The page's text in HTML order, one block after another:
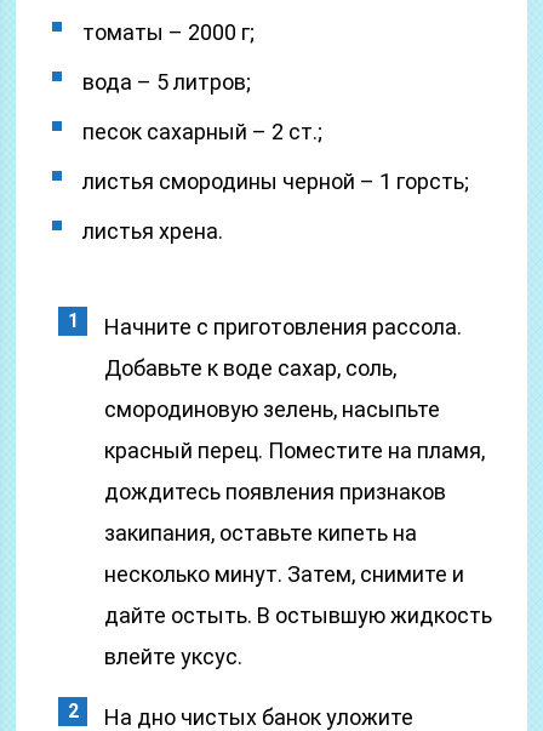
томаты – 2000 г;
вода – 5 литров;
песок сахарный – 2 ст.;
листья смородины черной – 1 горсть;
листья хрена.
Начните с приготовления рассола.
Добавьте к воде сахар, соль,
смородиновую зелень, насыпьте
красный перец. Поместите на пламя,
дождитесь появления признаков
закипания, оставьте кипеть на
несколько минут. Затем, снимите и
дайте остыть. В остывшую жидкость
влейте уксус.
На дно чистых банок уложите